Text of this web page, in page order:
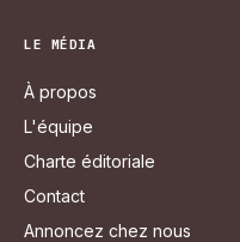
LE MÉDIA
À propos
L'équipe
Charte éditoriale
Contact
Annoncez chez nous